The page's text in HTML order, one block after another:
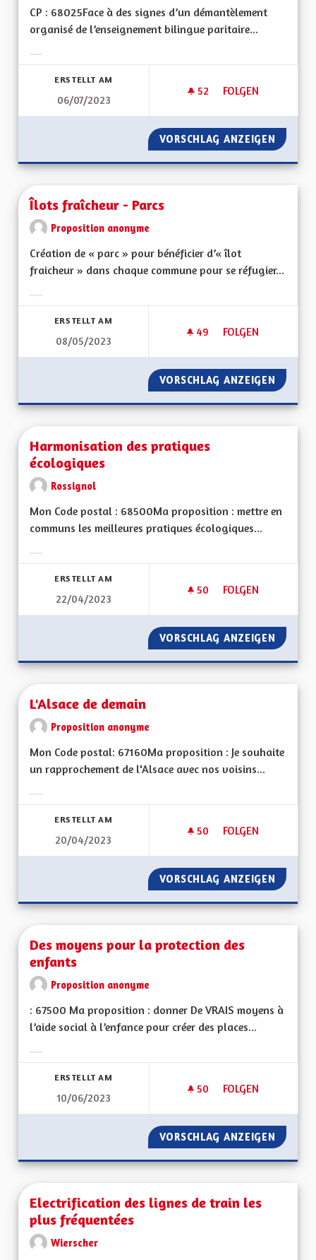
CP : 68025Face à des signes d’un démantèlement
organisé de l’enseignement bilingue paritaire...
ERSTELLT AM
06/07/2023
52 52 FOLLOWER
FOLGEN
UNE OFFRE
VORSCHLAG ANZEIGEN UNE
Îlots fraîcheur - Parcs
Proposition anonyme
Création de « parc » pour bénéficier d’« îlot
fraicheur » dans chaque commune pour se réfugier...
ERSTELLT AM
08/05/2023
49 49 FOLLOWER
FOLGEN
ÎLOTS FRAÎCHEUR -
VORSCHLAG ANZEIGEN ÎLOTS
Harmonisation des pratiques
écologiques
Rossignol
Mon Code postal : 68500Ma proposition : mettre en
communs les meilleures pratiques écologiques...
ERSTELLT AM
22/04/2023
50 50 FOLLOWER
FOLGEN
HARMONISATION
VORSCHLAG ANZEIGEN
L'Alsace de demain
Proposition anonyme
Mon Code postal: 67160Ma proposition : Je souhaite
un rapprochement de l'Alsace avec nos voisins...
ERSTELLT AM
20/04/2023
50 50 FOLLOWER
FOLGEN
L'ALSACE DE
VORSCHLAG ANZEIGEN
Des moyens pour la protection des
enfants
Proposition anonyme
: 67500 Ma proposition : donner De VRAIS moyens à
l’aide social à l’enfance pour créer des places...
ERSTELLT AM
10/06/2023
50 50 FOLLOWER
FOLGEN
DES MOYENS
VORSCHLAG ANZEIGEN DES
Electrification des lignes de train les
plus fréquentées
Wierscher